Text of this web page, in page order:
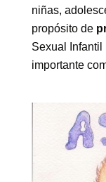
niñas,
propósito de
Sexual Infantil
importante